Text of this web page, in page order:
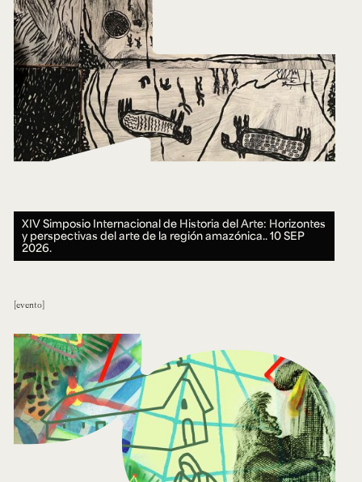
XIV Simposio Internacional de Historia del Arte: Horizontes
y perspectivas del arte de la región amazónica..10 SEP
2026.
evento